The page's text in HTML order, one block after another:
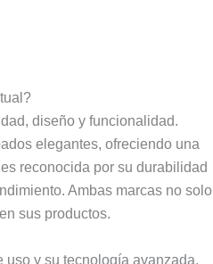
diseño y funcionalidad.
elegantes, ofreciendo una
reconocida por su durabilidad
Ambas marcas no solo
sus productos.
uso y su tecnología avanzada,